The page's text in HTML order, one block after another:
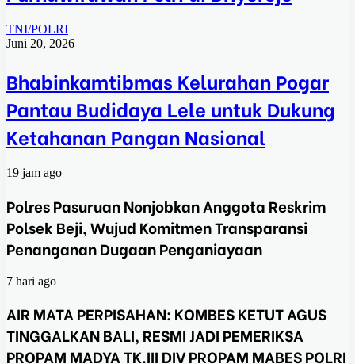
TNI/POLRI
Juni 20, 2026
Bhabinkamtibmas Kelurahan Pogar
Pantau Budidaya Lele untuk Dukung
Ketahanan Pangan Nasional
19 jam ago
Polres Pasuruan Nonjobkan Anggota Reskrim
Polsek Beji, Wujud Komitmen Transparansi
Penanganan Dugaan Penganiayaan
7 hari ago
AIR MATA PERPISAHAN: KOMBES KETUT AGUS
TINGGALKAN BALI, RESMI JADI PEMERIKSA
PROPAM MADYA TK.III DIV PROPAM MABES POLRI